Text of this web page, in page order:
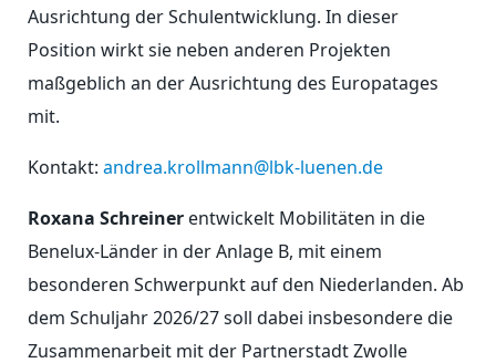
Ausrichtung der Schulentwicklung. In dieser
Position wirkt sie neben anderen Projekten
maßgeblich an der Ausrichtung des Europatages
mit.
Kontakt: andrea.krollmann@lbk-luenen.de
Roxana Schreiner entwickelt Mobilitäten in die
Benelux-Länder in der Anlage B, mit einem
besonderen Schwerpunkt auf den Niederlanden. Ab
dem Schuljahr 2026/27 soll dabei insbesondere die
Zusammenarbeit mit der Partnerstadt Zwolle